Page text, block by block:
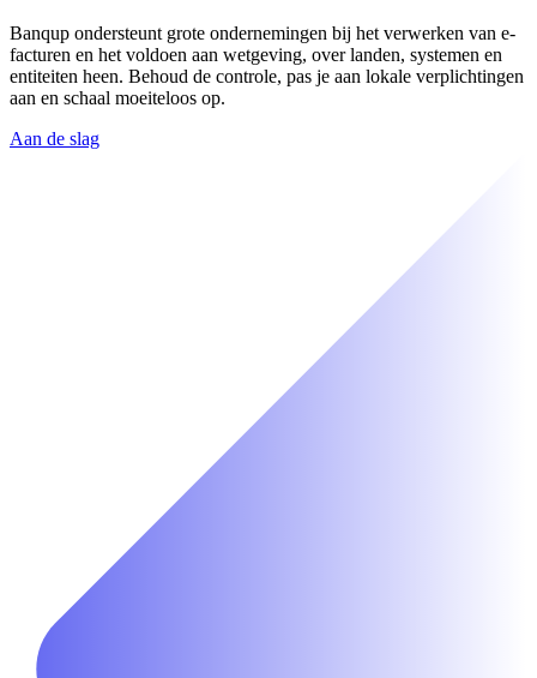
Banqup ondersteunt grote ondernemingen bij het verwerken van e-
facturen en het voldoen aan wetgeving, over landen, systemen en
entiteiten heen. Behoud de controle, pas je aan lokale verplichtingen
aan en schaal moeiteloos op.
Aan de slag